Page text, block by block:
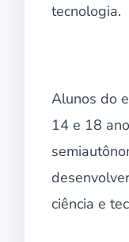
tecnologia.
Alunos do
14 e 18
ciência e